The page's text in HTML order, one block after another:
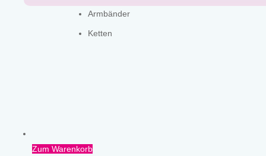
Armbänder
Ketten
Zum Warenkorb